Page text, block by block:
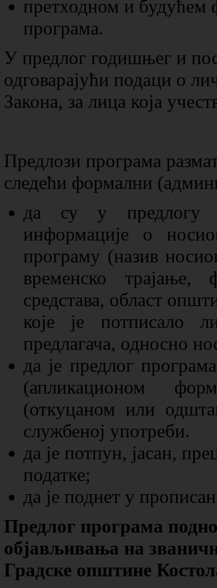
претходном и будућем
програма.
У предлог годишњег и
одговарајући подаци о
Закона, за лица која
Предлози програма
следећи формални
да су у предлогу
информације о
програму (назив
временско трајање,
средстава, област
које је потписало
предлагача, односно
да је предлог
(апликационом
(откуцаном или
службеној употреби.
да је потпун, јасан,
податке;
да је поднет у
Предлог програма
објављивања на
Градске општине